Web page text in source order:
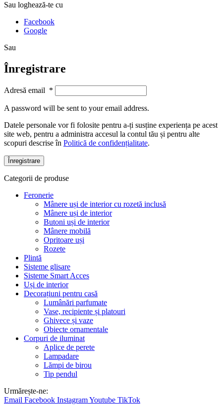
Sau loghează-te cu
Facebook
Google
Sau
Înregistrare
Adresă email *
A password will be sent to your email address.
Datele personale vor fi folosite pentru a-ți susține experiența pe acest
site web, pentru a administra accesul la contul tău și pentru alte
scopuri descrise în Politică de confidențialitate.
Înregistrare
Categorii de produse
Feronerie
Mânere uși de interior cu rozetă inclusă
Mânere uși de interior
Butoni uși de interior
Mânere mobilă
Opritoare uși
Rozete
Plintă
Sisteme glisare
Sisteme Smart Acces
Uși de interior
Decorațiuni pentru casă
Lumânări parfumate
Vase, recipiente și platouri
Ghivece și vaze
Obiecte ornamentale
Corpuri de iluminat
Aplice de perete
Lampadare
Lămpi de birou
Tip pendul
Urmărește-ne:
Email Facebook InstagramYoutube TikTok